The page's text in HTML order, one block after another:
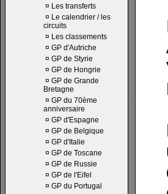
¤ Les transferts
¤ Le calendrier / les
circuits
¤ Les classements
¤ GP d'Autriche
¤ GP de Styrie
¤ GP de Hongrie
¤ GP de Grande
Bretagne
¤ GP du 70ème
anniversaire
¤ GP d'Espagne
¤ GP de Belgique
¤ GP d'Italie
¤ GP de Toscane
¤ GP de Russie
¤ GP de l'Eifel
¤ GP du Portugal